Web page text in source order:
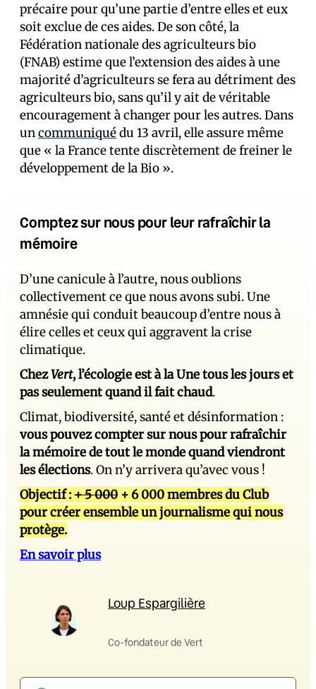
précaire pour qu’une partie d’entre elles et eux
soit exclue de ces aides. De son côté, la
Fédération nationale des agriculteurs bio
(FNAB) estime que l’extension des aides à une
majorité d’agriculteurs se fera au détriment des
agriculteurs bio, sans qu’il y ait de véritable
encouragement à changer pour les autres. Dans
uncommuniquédu 13 avril, elle assure même
que « la France tente discrètement de freiner le
développement de la Bio ».
Comptez sur nous pour leur rafraîchir la
mémoire
D’une canicule à l’autre, nous oublions
collectivement ce que nous avons subi. Une
amnésie qui conduit beaucoup d’entre nous à
élire celles et ceux qui aggravent la crise
climatique.
ChezVert, l’écologie est à la Une tous les jours et
pas seulement quand il fait chaud.
Climat, biodiversité, santé et désinformation :
vous pouvez compter sur nous pour rafraîchir
la mémoire de tout le monde quand viendront
les élections. On n’y arrivera qu’avec vous !
Objectif :+ 5 000 + 6 000 membres du Club
pour créer ensemble un journalisme qui nous
protège.
En savoir plus
Loup Espargilière
Co-fondateur de Vert